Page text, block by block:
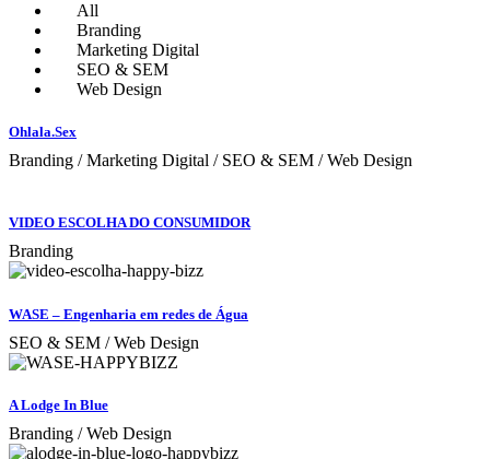
All
Branding
Marketing Digital
SEO & SEM
Web Design
Ohlala.Sex
Branding / Marketing Digital / SEO & SEM / Web Design
VIDEO ESCOLHA DO CONSUMIDOR
Branding
WASE – Engenharia em redes de Água
SEO & SEM / Web Design
A Lodge In Blue
Branding / Web Design